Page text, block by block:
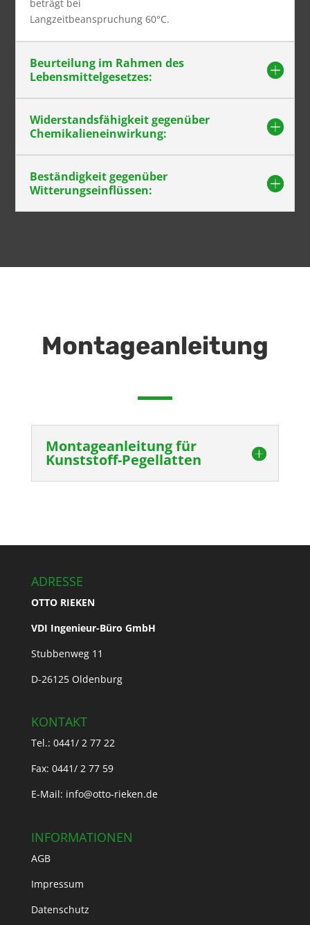
beträgt bei
Langzeitbeanspruchung 60°C.
Beurteilung im Rahmen des
Lebensmittelgesetzes:
Widerstandsfähigkeit gegenüber
Chemikalieneinwirkung:
Beständigkeit gegenüber
Witterungseinflüssen:
Montageanleitung
Montageanleitung für
Kunststoff-Pegellatten
ADRESSE
OTTO RIEKEN
VDI Ingenieur-Büro GmbH
Stubbenweg 11
D-26125 Oldenburg
KONTAKT
Tel.: 0441/ 2 77 22
Fax: 0441/ 2 77 59
E-Mail: info@otto-rieken.de
INFORMATIONEN
AGB
Impressum
Datenschutz